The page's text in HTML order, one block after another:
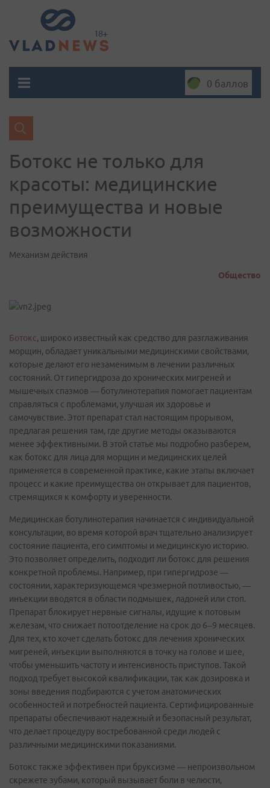
0 баллов
Ботокс не только для
красоты: медицинские
преимущества и новые
возможности
Механизм действия
Общество
Ботокс, широко известный как средство для разглаживания
морщин, обладает уникальными медицинскими свойствами,
которые делают его незаменимым в лечении различных
состояний. От гипергидроза до хронических мигреней и
мышечных спазмов — ботулинотерапия помогает пациентам
справляться с проблемами, улучшая их здоровье и
самочувствие. Этот препарат стал настоящим прорывом,
предлагая решения там, где другие методы оказываются
менее эффективными. В этой статье мы подробно разберем,
как ботокс для лица для морщин и медицинских целей
применяется в современной практике, какие этапы включает
процесс и какие преимущества он открывает для пациентов,
стремящихся к комфорту и уверенности.
Медицинская ботулинотерапия начинается с индивидуальной
консультации, во время которой врач тщательно анализирует
состояние пациента, его симптомы и медицинскую историю.
Это позволяет определить, подходит ли ботокс для решения
конкретной проблемы. Например, при гипергидрозе —
состоянии, характеризующемся чрезмерной потливостью, —
инъекции вводятся в области подмышек, ладоней или стоп.
Препарат блокирует нервные сигналы, идущие к потовым
железам, что снижает потоотделение на срок до 6–9 месяцев.
Для тех, кто хочет сделать ботокс для лечения хронических
мигреней, инъекции выполняются в точку на голове и шее,
чтобы уменьшить частоту и интенсивность приступов. Такой
подход требует высокой квалификации, так как дозировка и
зоны введения подбираются с учетом анатомических
особенностей и потребностей пациента. Сертифицированные
препараты обеспечивают надежный и безопасный результат,
что делает процедуру востребованной среди людей с
различными медицинскими показаниями.
Ботокс также эффективен при бруксизме — непроизвольном
скрежете зубами, который вызывает боли в челюсти,